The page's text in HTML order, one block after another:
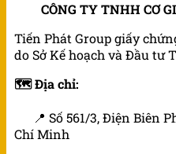
CÔNG TY TNHH CƠ
Tiến Phát Group giấy
do Sở Kế hoạch và Đầu tư
🗺️ Địa chỉ:
📍 Số 561/3, Điện Biên
Chí Minh